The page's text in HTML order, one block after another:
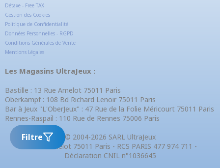
Filtre
Détaxe - Free TAX
Gestion des Cookies
Politique de Confidentialité
Données Personnelles - RGPD
Conditions Générales de Vente
Mentions Légales
Les Magasins UltraJeux :
Bastille : 13 Rue Amelot 75011 Paris
Oberkampf : 108 Bd Richard Lenoir 75011 Paris
Bar à Jeux "L'OberJeux" : 47 Rue de la Folie Méricourt 75011 Paris
Rennes-Raspail : 110 Rue de Rennes 75006 Paris
© 2004-2026 SARL UltraJeux
13 Rue Amelot 75011 Paris - RCS PARIS 477 974 711 -
Déclaration CNIL n°1036645